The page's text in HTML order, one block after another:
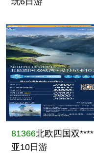
81366北欧四国双****
亚10日游